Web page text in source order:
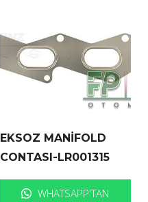
EKSOZ MANİFOLD
CONTASI-LR001315
WHATSAPP'TAN